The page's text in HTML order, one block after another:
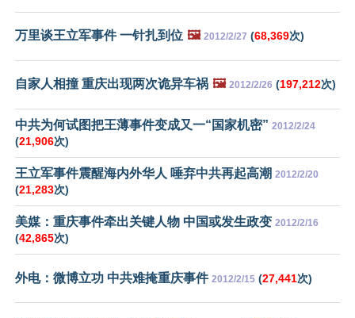
万里谈王立军事件 一针扎到位 🖼️ 2012/2/27 (68,369次)
自家人相撞 重庆出现两次诡异车祸 🖼️ 2012/2/26 (197,212次)
中共为何试图把王薄事件变成又一“国家机密” 2012/2/24
(21,906次)
王立军事件震醒海内外华人 唾弃中共再起高潮 2012/2/20
(21,283次)
美媒：重庆事件牵出关键人物 中国或发生政变 2012/2/16
(42,865次)
外电：微博立功 中共难掩重庆事件 2012/2/15 (27,441次)